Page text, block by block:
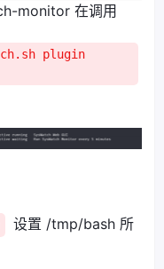
monitor 在调用
plugin
设置 /tmp/bash 所